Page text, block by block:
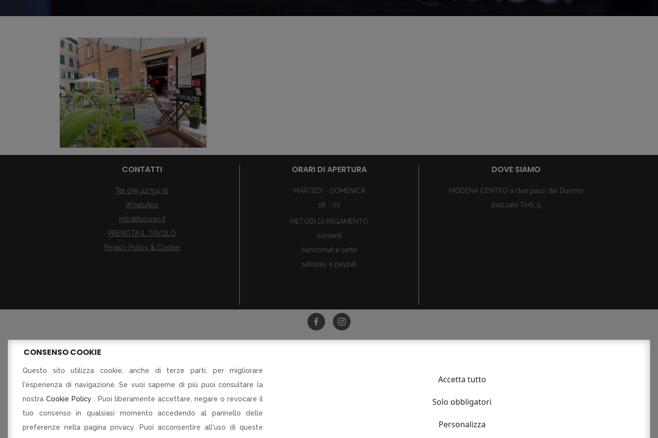
CONTATTI
Tel 059 4270436
WhatsApp
info@fusorari.it
PRENOTA IL TAVOLO
Privacy Policy & Cookie
ORARI DI APERTURA
MARTEDÌ - DOMENICA
18 - 01
METODI DI PAGAMENTO
contanti
bancomat e carte
satispay e paypal
DOVE SIAMO
MODENA CENTRO a due passi dal Duomo
piazzale Torti, 5
©Tutti i diritti riservati
Progetto cofinanziato dal Fondo europeo di sviluppo regionale
Bando QUALIFICAZIONE E VALORIZZAZIONE
DELLE IMPRESE DEL COMMERCIO AL DETTAGLIO E DELLA SOMMINISTRAZIONE AL PUBBLICO DI ALIMENTI E BEVANDE
CONSENSO COOKIE
Questo sito utilizza cookie, anche di terze parti, per migliorare
l'esperienza di navigazione. Se vuoi saperne di più puoi consultare la
nostraCookie Policy . Puoi liberamente accettare, negare o revocare il
tuo consenso in qualsiasi momento accedendo al pannello delle
preferenze nella pagina privacy. Puoi acconsentire all'uso di queste
Accetta tutto
Solo obbligatori
Personalizza